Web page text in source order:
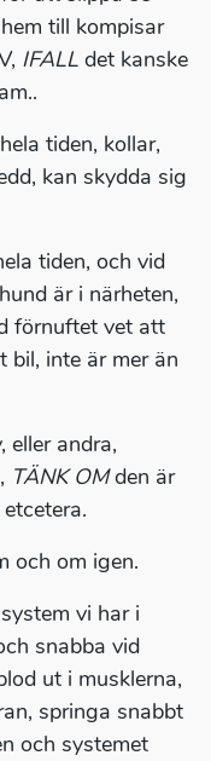
till kompisar
IFALL det kanske
tiden, kollar,
kan skydda sig
tiden, och vid
är i närheten,
förnuftet vet att
bil, inte är mer än
eller andra,
TÄNK OMden är
och om igen.
vi har i
snabba vid
ut i musklerna,
springa snabbt
och systemet